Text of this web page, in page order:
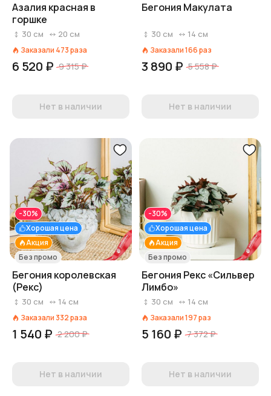
Азалия красная в
горшке
30 см 20 см
Заказали 473раза
6 520 ₽ 9 315 ₽
Нет в наличии
Бегония Макулата
30 см 14 см
Заказали166раз
3 890 ₽ 5 558 ₽
Нет в наличии
Акция
Хорошая цена
-30%
Без промо
Бегония королевская
(Рекс)
30 см 14 см
Заказали 332раза
1 540 ₽ 2 200 ₽
Нет в наличии
Акция
Хорошая цена
-30%
Без промо
Бегония Рекс «Сильвер
Лимбо»
30 см 14 см
Заказали197раз
5 160 ₽ 7 372 ₽
Нет в наличии